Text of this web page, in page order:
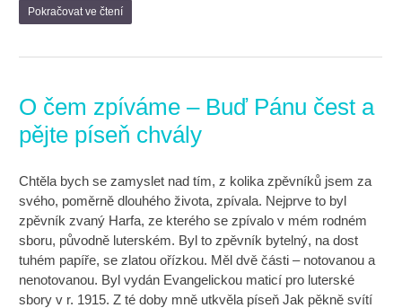
Pokračovat ve čtení
O čem zpíváme – Buď Pánu čest a
pějte píseň chvály
Chtěla bych se zamyslet nad tím, z kolika zpěvníků jsem za
svého, poměrně dlouhého života, zpívala. Nejprve to byl
zpěvník zvaný Harfa, ze kterého se zpívalo v mém rodném
sboru, původně luterském. Byl to zpěvník bytelný, na dost
tuhém papíře, se zlatou ořízkou. Měl dvě části – notovanou a
nenotovanou. Byl vydán Evangelickou maticí pro luterské
sbory v r. 1915. Z té doby mně utkvěla píseň Jak pěkně svítí